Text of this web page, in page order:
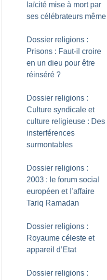
laïcité mise à mort par
ses célébrateurs même
Dossier religions :
Prisons : Faut-il croire
en un dieu pour être
réinséré ?
Dossier religions :
Culture syndicale et
culture religieuse : Des
insterférences
surmontables
Dossier religions :
2003 : le forum social
européen et l’affaire
Tariq Ramadan
Dossier religions :
Royaume céleste et
appareil d’Etat
Dossier religions :